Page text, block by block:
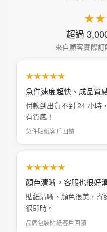
超過
來自顧客實際
★★★★★
急件速度超快、成品質
付款到出貨不到 24 小時
有質感！
急件貼紙客戶回饋
★★★★★
顏色清晰，客服也很好
貼紙清晰、顏色很美，寄
很即時。
品牌包裝貼紙客戶回饋